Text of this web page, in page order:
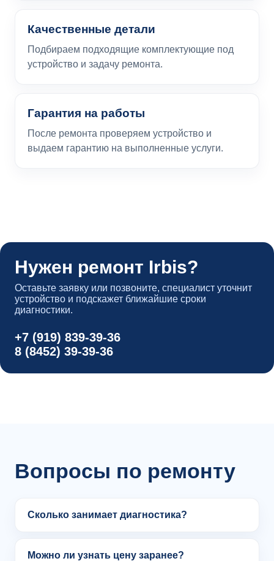
Качественные детали
Подбираем подходящие комплектующие под
устройство и задачу ремонта.
Гарантия на работы
После ремонта проверяем устройство и
выдаем гарантию на выполненные услуги.
Нужен ремонт Irbis?
Оставьте заявку или позвоните, специалист уточнит
устройство и подскажет ближайшие сроки
диагностики.
+7 (919) 839-39-36
8 (8452) 39-39-36
Вопросы по ремонту
Сколько занимает диагностика?
Можно ли узнать цену заранее?